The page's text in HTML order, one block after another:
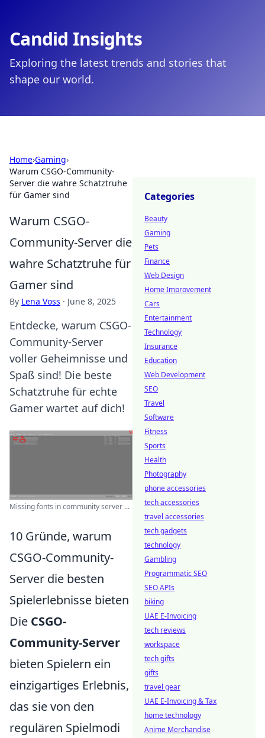
Candid Insights
Exploring the latest trends and stories that
shape our world.
Home›Gaming›
Warum CSGO-Community-
Server die wahre Schatztruhe
für Gamer sind
Warum CSGO-
Community-Server die
wahre Schatztruhe für
Gamer sind
By Lena Voss · June 8, 2025
Entdecke, warum CSGO-
Community-Server
voller Geheimnisse und
Spaß sind! Die beste
Schatztruhe für echte
Gamer wartet auf dich!
Missing fonts in community server ...
10 Gründe, warum
CSGO-Community-
Server die besten
Spielerlebnisse bieten
Die CSGO-
Community-Server
bieten Spielern ein
einzigartiges Erlebnis,
das sie von den
regulären Spielmodi
Categories
Beauty
Gaming
Pets
Finance
Web Design
Home Improvement
Cars
Entertainment
Technology
Insurance
Education
Web Development
SEO
Travel
Software
Fitness
Sports
Health
Photography
phone accessories
tech accessories
travel accessories
tech gadgets
technology
Gambling
Programmatic SEO
SEO APIs
biking
UAE E-Invoicing
tech reviews
workspace
tech gifts
gifts
travel gear
UAE E-Invoicing & Tax
home technology
Anime Merchandise